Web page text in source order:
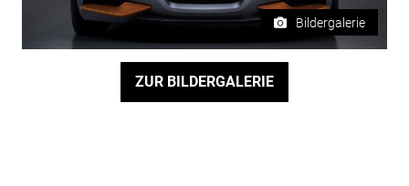
Bildergalerie
ZUR BILDERGALERIE